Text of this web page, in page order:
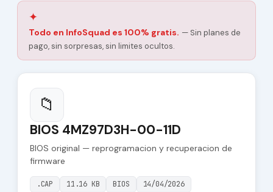
✦
Todo en InfoSquad es 100% gratis. — Sin planes de
pago, sin sorpresas, sin limites ocultos.
📁
BIOS 4MZ97D3H-00-11D
BIOS original — reprogramacion y recuperacion de
firmware
.CAP 11.16 KB BIOS 14/04/2026